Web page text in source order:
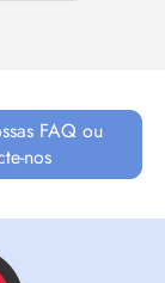
FAQ ou
nos